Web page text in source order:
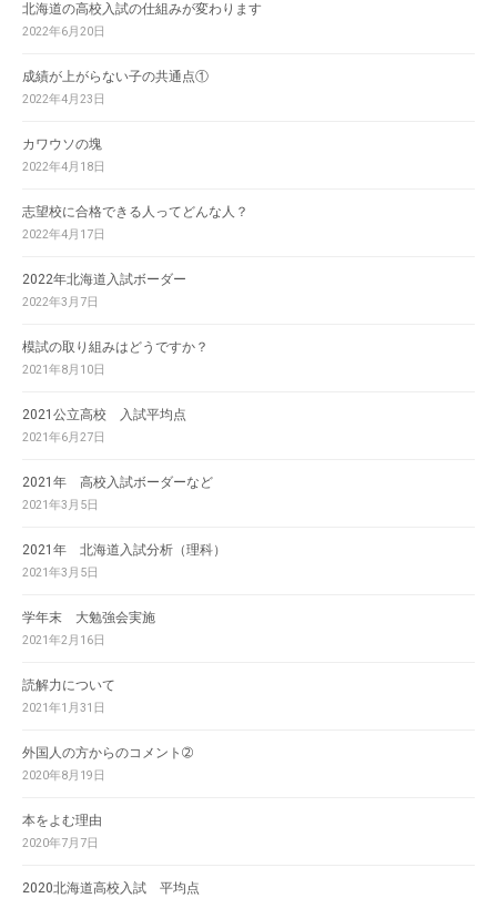
北海道の高校入試の仕組みが変わります
2022年6月20日
成績が上がらない子の共通点①
2022年4月23日
カワウソの塊
2022年4月18日
志望校に合格できる人ってどんな人？
2022年4月17日
2022年北海道入試ボーダー
2022年3月7日
模試の取り組みはどうですか？
2021年8月10日
2021公立高校 入試平均点
2021年6月27日
2021年 高校入試ボーダーなど
2021年3月5日
2021年 北海道入試分析（理科）
2021年3月5日
学年末 大勉強会実施
2021年2月16日
読解力について
2021年1月31日
外国人の方からのコメント➁
2020年8月19日
本をよむ理由
2020年7月7日
2020北海道高校入試 平均点